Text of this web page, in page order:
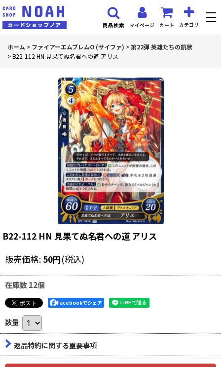
マイページ カート カテゴリ
商品検索
ホーム > ファイアーエムブレムO (サイファ) >第22弾 英雄たちの凱歌
>B22-112 HN 見果てぬ名君への道 アリス
B22-112 HN 見果てぬ名君への道 アリス
販売価格: 50円(税込)
在庫数 12個
Facebookでシェア
数量:
返品特約に関する重要事項